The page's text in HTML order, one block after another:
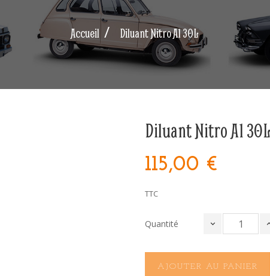
Accueil Diluant Nitro A1 30L
Diluant Nitro A1 30L
115,00 €
TTC
Quantité
AJOUTER AU PANIER